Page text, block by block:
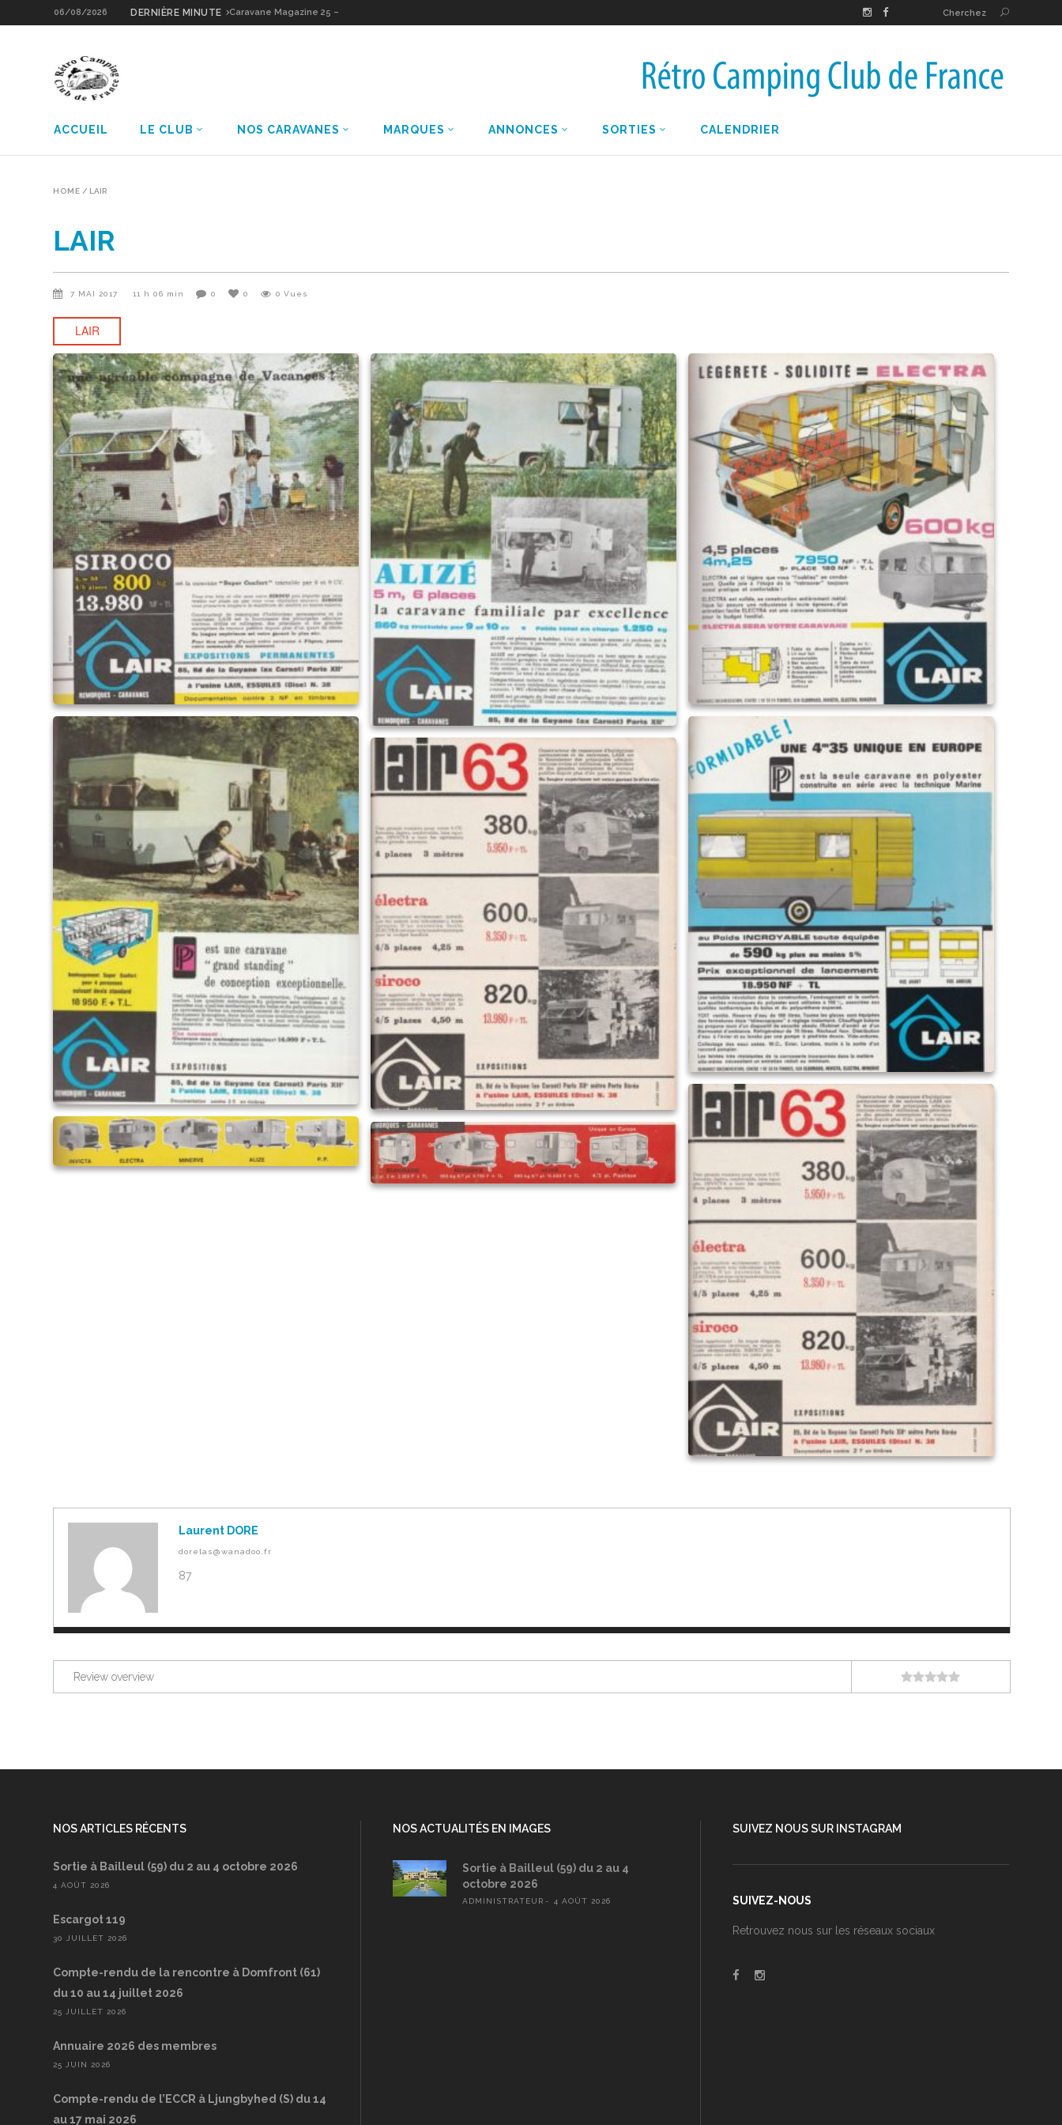
06/08/2026 DERNIÈRE MINUTE Caravane Magazine 25 –
Caravane Magazine 26 – Cherchez
ACCUEIL LE CLUB NOS CARAVANES MARQUES ANNONCES SORTIES CALENDRIER
HOME / LAIR
LAIR
7 MAI 2017 11 h 06 min 0 0 0 Vues
LAIR
Laurent DORE
dorelas@wanadoo.fr
87
Review overview
NOS ARTICLES RÉCENTS
Sortie à Bailleul (59) du 2 au 4 octobre 2026
4 AOÛT 2026
Escargot 119
30 JUILLET 2026
Compte-rendu de la rencontre à Domfront (61)
du 10 au 14 juillet 2026
25 JUILLET 2026
Annuaire 2026 des membres
25 JUIN 2026
Compte-rendu de l’ECCR à Ljungbyhed (S) du 14
au 17 mai 2026
NOS ACTUALITÉS EN IMAGES
Sortie à Bailleul (59) du 2 au 4
octobre 2026
ADMINISTRATEUR 4 AOÛT 2026
SUIVEZ NOUS SUR INSTAGRAM
SUIVEZ-NOUS
Retrouvez nous sur les réseaux sociaux